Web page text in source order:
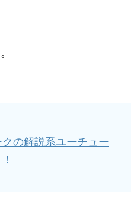
の解説系ユーチュー